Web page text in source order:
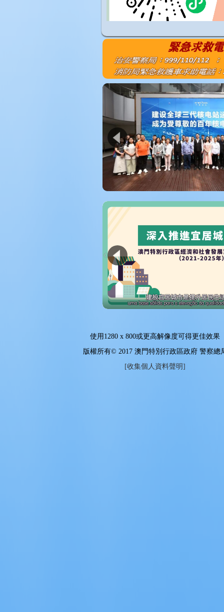
使用 1280 x 800或更高解像度可得更佳效果
版權所有© 2017 澳門特別行政區政府 警察總
[收集個人資料聲明]